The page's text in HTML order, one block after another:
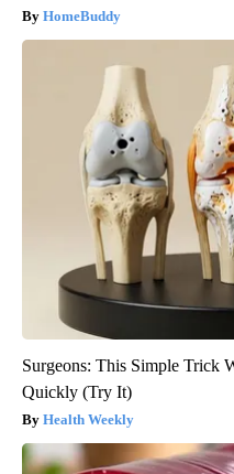
HomeBuddy
Surgeons: This Simple Trick
Quickly (Try It)
Health Weekly